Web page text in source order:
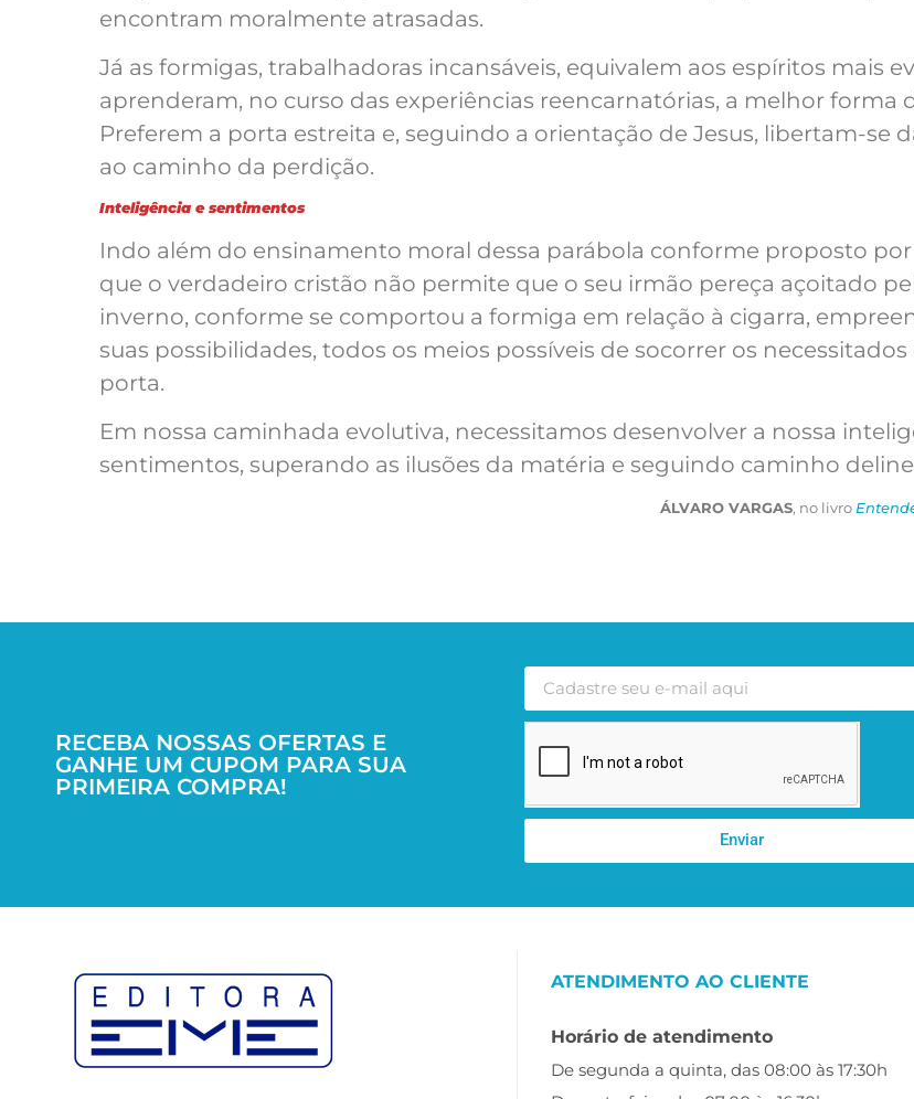
encontram moralmente atrasadas.
Já as formigas, trabalhadoras incansáveis, equivalem aos espíritos mais
aprenderam, no curso das experiências reencarnatórias, a melhor forma
Preferem a porta estreita e, seguindo a orientação de Jesus, libertam-se
ao caminho da perdição.
Inteligência e sentimentos
Indo além do ensinamento moral dessa parábola conforme proposto
que o verdadeiro cristão não permite que o seu irmão pereça açoitado
inverno, conforme se comportou a formiga em relação à cigarra,
suas possibilidades, todos os meios possíveis de socorrer os
porta.
Em nossa caminhada evolutiva, necessitamos desenvolver a nossa
sentimentos, superando as ilusões da matéria e seguindo caminho
ÁLVARO VARGAS, no livro
RECEBA NOSSAS OFERTAS E
GANHE UM CUPOM PARA SUA
PRIMEIRA COMPRA!
Enviar
ATENDIMENTO AO CLIENTE
Horário de atendimento
De segunda a quinta, das 08:00 às 17:30h